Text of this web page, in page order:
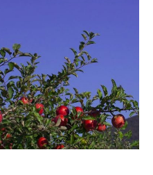
キャスト紹介
SCHEDULE
スケジュール
DETAIL
詳細
FLOW
参加の流れ